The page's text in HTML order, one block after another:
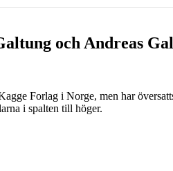
och Andreas
Forlag i Norge, men har
i spalten till höger.